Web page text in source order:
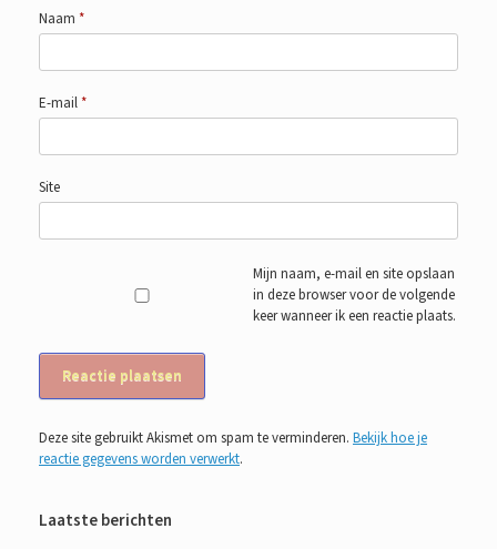
Naam *
E-mail*
Site
Mijn naam, e-mail en site opslaan
in deze browser voor de volgende
keer wanneer ik een reactie plaats.
Deze site gebruikt Akismet om spam te verminderen. Bekijk hoe je
reactie gegevens worden verwerkt.
Laatste berichten